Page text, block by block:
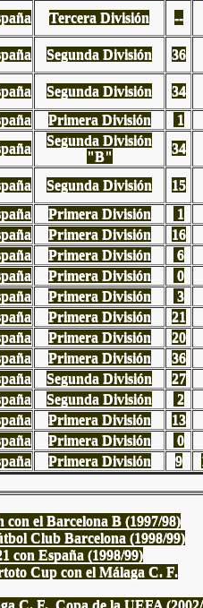
Tercera División --
Segunda División 36
Segunda División 34
Primera División
1
Segunda División
"B"
34
Segunda División 15
Primera División
1
Primera División 16
Primera División
6
Primera División
0
Primera División
3
Primera División 21
Primera División 20
Primera División 36
Segunda División 27
Segunda División
2
Primera División 13
Primera División
0
Primera División 9
con el Barcelona B (1997/98)
Club Barcelona (1998/99)
con España (1998/99)
Cup con el Málaga C. F.
C. F. Copa de la UEFA